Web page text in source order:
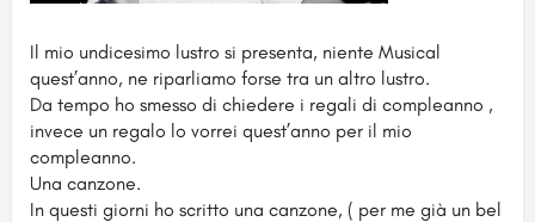
Il mio undicesimo lustro si presenta, niente Musical
quest’anno, ne riparliamo forse tra un altro lustro.
Da tempo ho smesso di chiedere i regali di compleanno ,
invece un regalo lo vorrei quest’anno per il mio
compleanno.
Una canzone.
In questi giorni ho scritto una canzone, ( per me già un bel